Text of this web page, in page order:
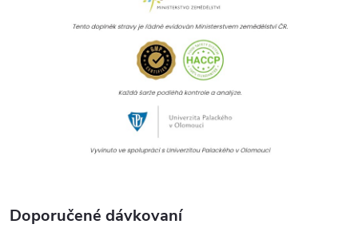
Doporučené dávkovaní